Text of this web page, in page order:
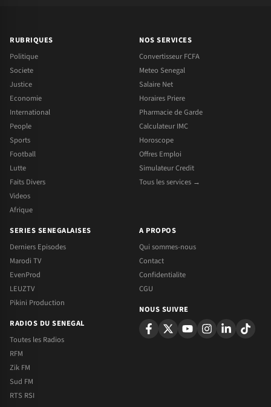
RUBRIQUES
Politique
Societe
Justice
Economie
International
People
Sports
Football
Lutte
Faits Divers
Videos
Afrique
NOS SERVICES
Convertisseur FCFA
Meteo Senegal
Salaire Net
Horaires Priere
Pharmacie de Garde
Calculateur IMC
Horoscope
Offres Emploi
Simulateur Credit
Tous les services →
SERIES SENEGALAISES
Derniers Episodes
Marodi TV
EvenProd
LEUZTV
Pikini Production
RADIOS DU SENEGAL
Toutes les Radios
RFM
Zik FM
Sud FM
RTS RSI
A PROPOS
Qui sommes-nous
Contact
Confidentialite
CGU
NOUS SUIVRE